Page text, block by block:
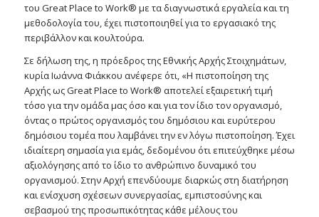
του Great Place to Work® με τα διαγνωστικά εργαλεία και τη
μεθοδολογία του, έχει πιστοποιηθεί για το εργασιακό της
περιβάλλον και κουλτούρα.
Σε δήλωση της, η πρόεδρος της Εθνικής Αρχής Στοιχημάτων,
κυρία Ιωάννα Φιάκκου ανέφερε ότι, «Η πιστοποίηση της
Αρχής ως Great Place to Work® αποτελεί εξαιρετική τιμή
τόσο για την ομάδα μας όσο και για τον ίδιο τον οργανισμό,
όντας ο πρώτος οργανισμός του δημόσιου και ευρύτερου
δημόσιου τομέα που λαμβάνει την εν λόγω πιστοποίηση. Έχει
ιδιαίτερη σημασία για εμάς, δεδομένου ότι επιτεύχθηκε μέσω
αξιολόγησης από το ίδιο το ανθρώπινο δυναμικό του
οργανισμού. Στην Αρχή επενδύουμε διαρκώς στη διατήρηση
και ενίσχυση σχέσεων συνεργασίας, εμπιστοσύνης και
σεβασμού της προσωπικότητας κάθε μέλους του